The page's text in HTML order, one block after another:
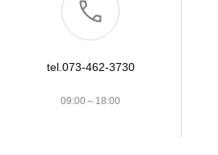
tel.073-462-3730
09:00～18:00